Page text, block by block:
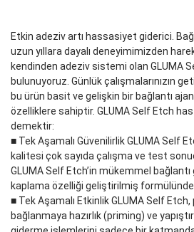
Etkin adeziv artı hassasiyet giderici.
uzun yıllara dayalı deneyimimizden
kendinden adeziv sistemi olan GLUMA
bulunuyoruz. Günlük çalışmalarınızın
bu ürün basit ve gelişkin bir bağlantı
özelliklere sahiptir. GLUMA Self Etch
demektir:
■ Tek Aşamalı Güvenilirlik GLUMA Self
kalitesi çok sayıda çalışma ve test
GLUMA Self Etch’in mükemmel
kaplama özelliği geliştirilmiş
■ Tek Aşamalı Etkinlik GLUMA Self
bağlanmaya hazırlık (priming) ve